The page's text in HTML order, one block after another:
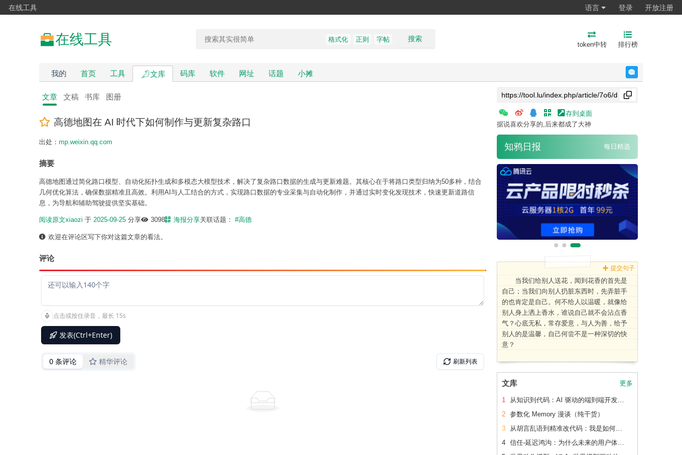
在线工具 语言 登录 开放注册
在线工具 搜索
格式化 正则 字帖
token中转 排行榜
我的 首页 工具 文库 码库 软件 网址 话题 小摊
文章 文稿 书库 图册
高德地图在 AI 时代下如何制作与更新复杂路口
出处： mp.weixin.qq.com
摘要
高德地图通过简化路口模型、自动化拓扑生成和多模态大模型技术，解决了复杂路口数据的生成与更新难题。其核心在于将路口类型归纳为50多种，结合
几何优化算法，确保数据精准且高效。利用AI与人工结合的方式，实现路口数据的专业采集与自动化制作，并通过实时变化发现技术，快速更新道路信
息，为导航和辅助驾驶提供坚实基础。
阅读原文xiaozi 于 2025-09-25 分享 3098 海报分享关联话题： #高德
欢迎在评论区写下你对这篇文章的看法。
评论
存到桌面
据说喜欢分享的,后来都成了大神
知鸦日报 每日精选
提交句子
当我们给别人送花，闻到花香的首先是
自己；当我们向别人扔脏东西时，先弄脏手
的也肯定是自己。何不给人以温暖，就像给
别人身上洒上香水，谁说自己就不会沾点香
气？心底无私，常存爱意，与人为善，给予
别人的是温馨，自己何尝不是一种深切的快
意？
文库 更多
1
从知识到代码：AI 驱动的端到端开发流水线（下篇）
2 参数化 Memory 漫谈（纯干货）
3
从胡言乱语到精准改代码：我是如何让 AI 读懂老项目的
4
信任-延迟鸿沟：为什么未来的用户体验会刻意变慢